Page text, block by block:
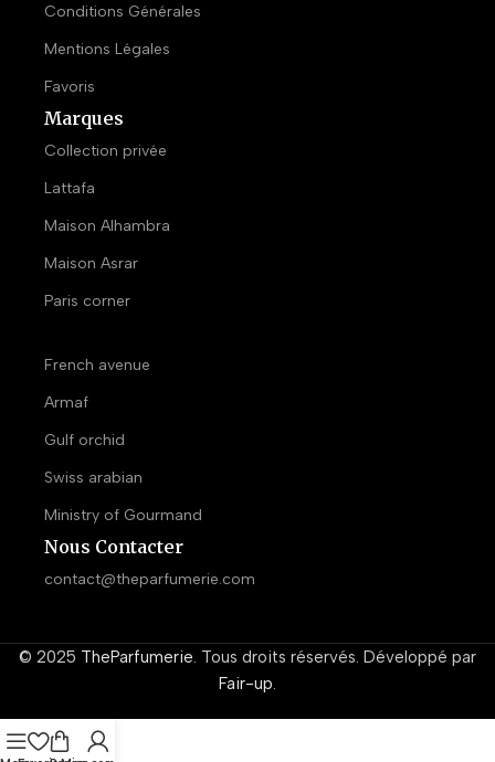
Conditions Générales
Mentions Légales
Favoris
Marques
Collection privée
Lattafa
Maison Alhambra
Maison Asrar
Paris corner
French avenue
Armaf
Gulf orchid
Swiss arabian
Ministry of Gourmand
Nous Contacter
contact@theparfumerie.com
© 2025 TheParfumerie. Tous droits réservés. Développé par
Fair-up.